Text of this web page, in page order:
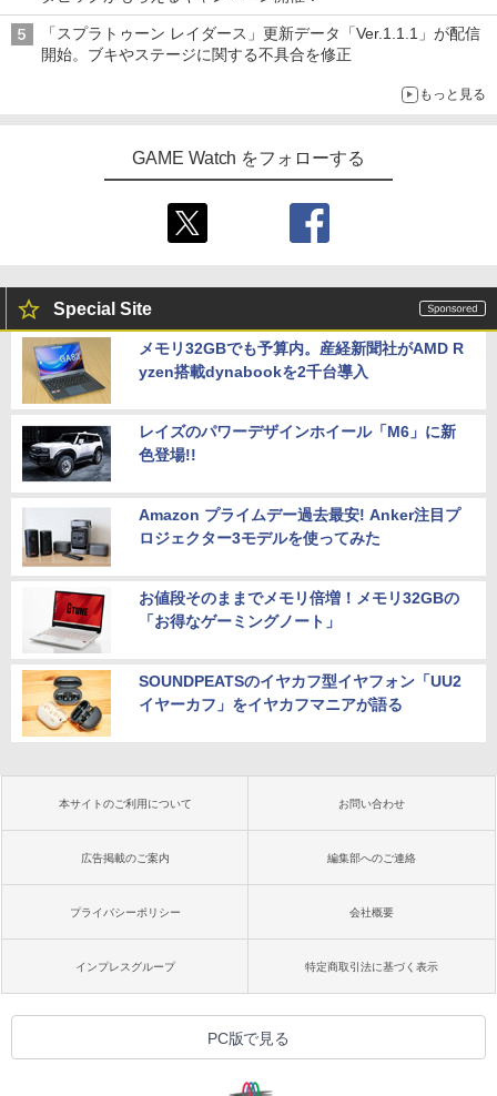
「スプラトゥーン レイダース」更新データ「Ver.1.1.1」が配信
開始。ブキやステージに関する不具合を修正
もっと見る
GAME Watch をフォローする
Special Site
メモリ32GBでも予算内。産経新聞社がAMD R
yzen搭載dynabookを2千台導入
レイズのパワーデザインホイール「M6」に新
色登場!!
Amazon プライムデー過去最安! Anker注目プ
ロジェクター3モデルを使ってみた
お値段そのままでメモリ倍増！メモリ32GBの
「お得なゲーミングノート」
SOUNDPEATSのイヤカフ型イヤフォン「UU2
イヤーカフ」をイヤカフマニアが語る
本サイトのご利用について お問い合わせ
広告掲載のご案内 編集部へのご連絡
プライバシーポリシー 会社概要
インプレスグループ 特定商取引法に基づく表示
PC版で見る